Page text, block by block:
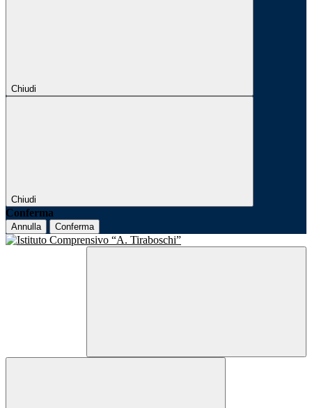
Chiudi
Chiudi
Conferma
Annulla Conferma